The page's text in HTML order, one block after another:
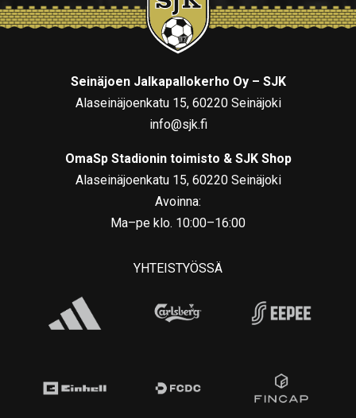
Seinäjoen Jalkapallokerho Oy – SJK
Alaseinäjoenkatu 15, 60220 Seinäjoki
info@sjk.fi
OmaSp Stadionin toimisto & SJK Shop
Alaseinäjoenkatu 15, 60220 Seinäjoki
Avoinna:
Ma–pe klo. 10:00–16:00
YHTEISTYÖSSÄ